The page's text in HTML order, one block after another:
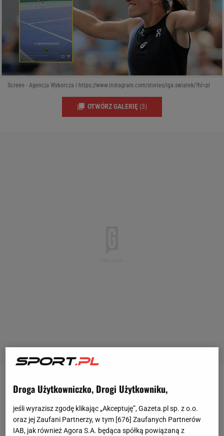
Screen - Agencja Wyborcza i https://www.instagram.com/stories/iga.swiatek/?hl=pl
OTWÓRZ GALERIĘ (3)
Poprzednia kampania była niezwykle udana dla Igi
jeden wielkoszlemowy, czyli Roland Garros.
Zwyciężyła również w WTAFinals i dzięki temu
Droga Użytkowniczko, Drogi Użytkowniku,
jeśli wyrazisz zgodę klikając „Akceptuję”, Gazeta.pl sp. z o.o.
oraz jej Zaufani Partnerzy, w tym [676] Zaufanych Partnerów
IAB, jak również Agora S.A. będąca spółką powiązaną z